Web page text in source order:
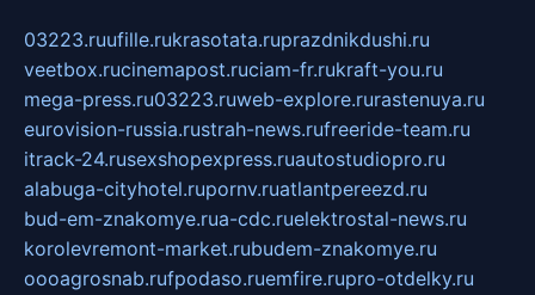
03223.ruufille.rukrasotata.ruprazdnikdushi.ru
veetbox.rucinemapost.ruciam-fr.rukraft-you.ru
mega-press.ru03223.ruweb-explore.rurastenuya.ru
eurovision-russia.rustrah-news.rufreeride-team.ru
itrack-24.rusexshopexpress.ruautostudiopro.ru
alabuga-cityhotel.rupornv.ruatlantpereezd.ru
bud-em-znakomye.rua-cdc.ruelektrostal-news.ru
korolevremont-market.rubudem-znakomye.ru
oooagrosnab.rufpodaso.ruemfire.rupro-otdelky.ru